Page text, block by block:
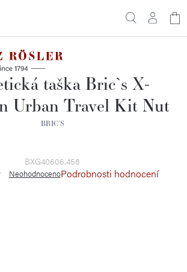
taška Bric`s X-
Urban Travel Kit Nut
BRIC´S
BXG40606.458
NeohodnocenoPodrobnosti hodnocení